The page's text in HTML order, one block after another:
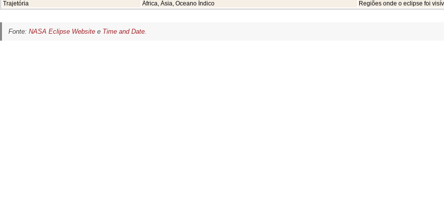
Trajetória África, Ásia, Oceano Índico Regiões onde o eclipse foi
Fonte: NASA Eclipse Websitee Time and Date.